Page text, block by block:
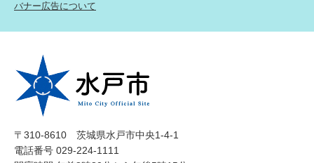
バナー広告について
〒310-8610 茨城県水戸市中央1-4-1
電話番号 029-224-1111